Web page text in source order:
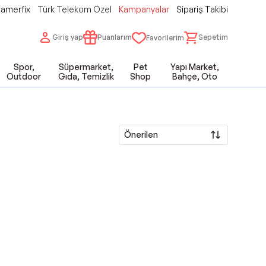
Türk Telekom Özel Kampanyalar Sipariş Takibi
Giriş yap Puanlarım Favorilerim Sepetim
Spor,
Outdoor
Süpermarket,
Gıda, Temizlik
Pet
Shop
Yapı Market,
Bahçe, Oto
Önerilen